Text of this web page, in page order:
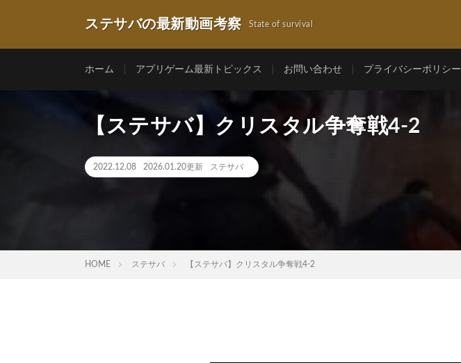
ステサバの最新動画考察 State of survival
ホーム アプリゲーム最新トピックス お問い合わせ プライバシーポリシー
【ステサバ】クリスタル争奪戦4-2
2022.12.08 2026.01.20更新 ステサバ
HOME ステサバ 【ステサバ】クリスタル争奪戦4-2